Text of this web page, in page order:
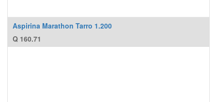
Aspirina Marathon Tarro 1.200
Q 160.71